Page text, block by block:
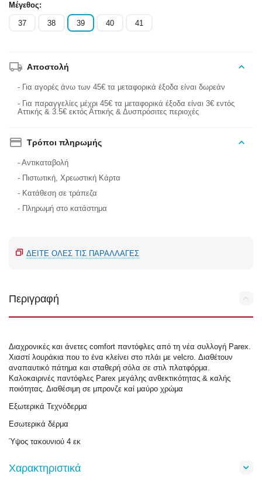
Μέγεθος:
37 38 39 40 41
Αποστολή
- Για αγορές άνω των 45€ τα μεταφορικά έξοδα είναι δωρεάν
- Για παραγγελίες μέχρι 45€ τα μεταφορικά έξοδα είναι 3€ εντός
Αττικής & 3.5€ εκτός Αττικής & Δυσπρόσιτες περιοχές
Τρόποι πληρωμής
- Αντικαταβολή
- Πιστωτική, Χρεωστική Κάρτα
- Κατάθεση σε τράπεζα
- Πληρωμή στο κατάστημα
ΔΕΊΤΕ ΌΛΕΣ ΤΙΣ ΠΑΡΑΛΛΑΓΈΣ
Περιγραφή
Διαχρονικές και άνετες comfort παντόφλες από τη νέα συλλογή Parex.
Χιαστί λουράκια που το ένα κλείνει στο πλάι με velcro. Διαθέτουν
αναπαυτικό πάτημα και σταθερή σόλα σε στιλ πλατφόρμα.
Καλοκαιρινές παντόφλες Parex μεγάλης ανθεκτικότητας & καλής
ποιότητας. Διαθέσιμη σε μπρονζε καί μαύρο χρώμα
Εξωτερικά Τεχνόδερμα
Εσωτερικά δέρμα
Ύψος τακουνιού 4 εκ
Χαρακτηριστικά